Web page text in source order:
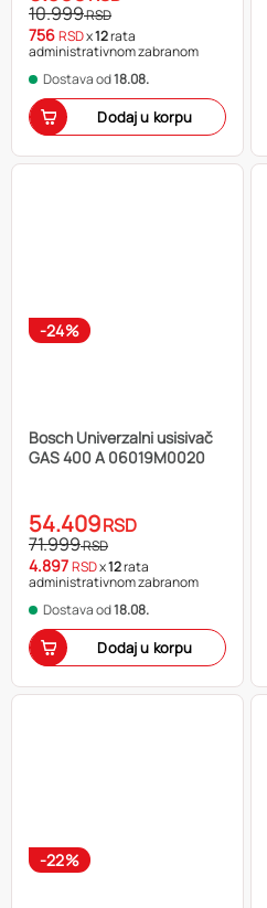
10.999RSD
756RSDx12rata
administrativnom zabranom
Dostava od18.08.
Dodaj u korpu
-24%
Bosch Univerzalni usisivač
GAS 400 A 06019M0020
54.409RSD
71.999RSD
4.897RSDx12rata
administrativnom zabranom
Dostava od18.08.
Dodaj u korpu
-22%